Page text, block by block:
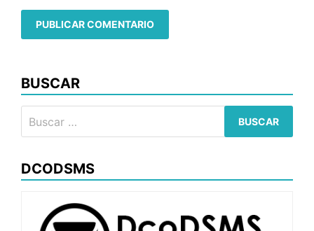
BUSCAR
DCODSMS